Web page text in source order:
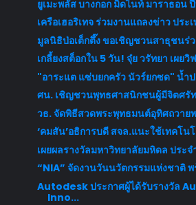
ยูเมะพลัส บางกอก มิดไนท์ มาราธอน
เครือเฮอริเทจ ร่วมงานแถลงข่าว ประ
มูลนิธิป่อเต็กตึ๊ง ขอเชิญชวนสาธุชนร่
เกลี้ยงสต็อกใน 5 วัน! จุ๋ย วรัทยา เผย
"อาระแต แซ่บยกครัว นัวร์ยกซด" น้ำ
ศน. เชิญชวนพุทธศาสนิกชนผู้มีจิตศรั
วธ. จัดพิธีสวดพระพุทธมนต์อุทิศถวาย
‘คมสัน’อธิการบดี สจล.แนะใช้เทคโน
เผยผลรางวัลมหาวิทยาลัยมหิดล ประ
“NIA” จัดงานวันนวัตกรรมแห่งชาติ
Autodesk ประกาศผู้ได้รับรางวัล
Inno...